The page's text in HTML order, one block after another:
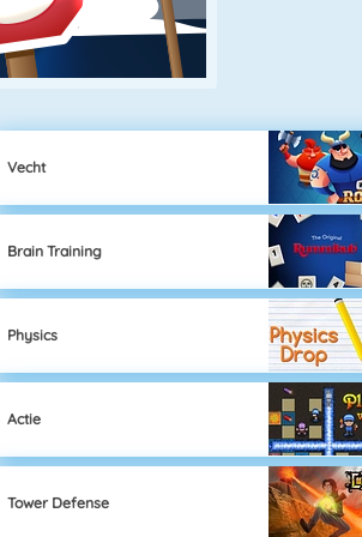
Vecht
Brain Training
Physics
Actie
Tower Defense